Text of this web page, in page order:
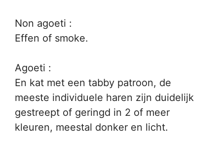
Non agoeti :
Effen of smoke.
Agoeti :
En kat met een tabby patroon, de
meeste individuele haren zijn duidelijk
gestreept of geringd in 2 of meer
kleuren, meestal donker en licht.